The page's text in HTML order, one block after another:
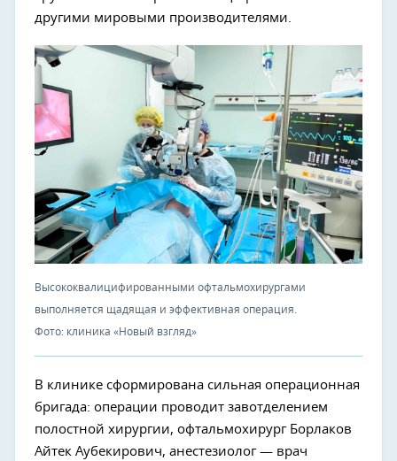
другими мировыми производителями.
Высококвалицифированными офтальмохирургами
выполняется щадящая и эффективная операция.
Фото: клиника «Новый взгляд»
В клинике сформирована сильная операционная
бригада: операции проводит завотделением
полостной хирургии, офтальмохирург Борлаков
Айтек Аубекирович, анестезиолог — врач